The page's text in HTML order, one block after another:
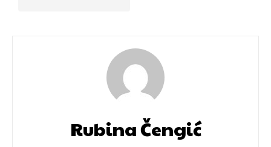
Rubina Čengić